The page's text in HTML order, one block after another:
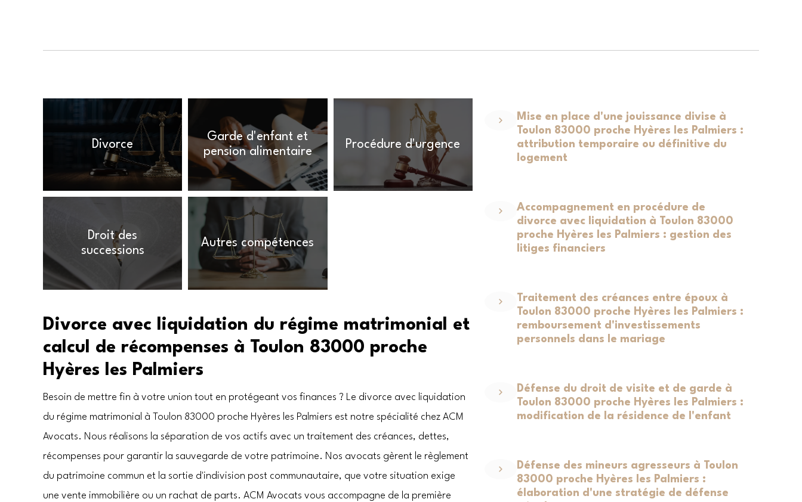
Divorce
Garde d'enfant et
pension alimentaire
Procédure d'urgence
Droit des
successions
Autres compétences
Divorce avec liquidation du régime matrimonial et
calcul de récompenses à Toulon 83000 proche
Hyères les Palmiers
Besoin de mettre fin à votre union tout en protégeant vos finances ? Le divorce avec liquidation
du régime matrimonial à Toulon 83000 proche Hyères les Palmiers est notre spécialité chez ACM
Avocats. Nous réalisons la séparation de vos actifs avec un traitement des créances, dettes,
récompenses pour garantir la sauvegarde de votre patrimoine. Nos avocats gèrent le règlement
du patrimoine commun et la sortie d'indivision post communautaire, que votre situation exige
une vente immobilière ou un rachat de parts. ACM Avocats vous accompagne de la première
Mise en place d'une jouissance divise à
Toulon 83000 proche Hyères les Palmiers :
attribution temporaire ou définitive du
logement
Accompagnement en procédure de
divorce avec liquidation à Toulon 83000
proche Hyères les Palmiers : gestion des
litiges financiers
Traitement des créances entre époux à
Toulon 83000 proche Hyères les Palmiers :
remboursement d'investissements
personnels dans le mariage
Défense du droit de visite et de garde à
Toulon 83000 proche Hyères les Palmiers :
modification de la résidence de l'enfant
Défense des mineurs agresseurs à Toulon
83000 proche Hyères les Palmiers :
élaboration d'une stratégie de défense